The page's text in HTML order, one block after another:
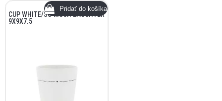
CUP WHITE/SO MUCH LAUGHTER
9X9X7.5